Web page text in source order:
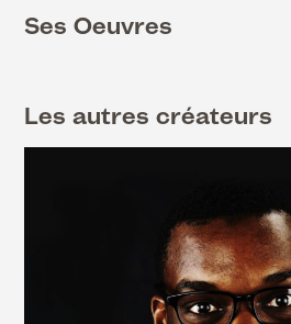
Ses Oeuvres
Les autres créateurs